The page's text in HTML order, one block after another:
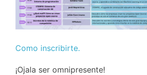
Como inscribirte.
¡Ojala ser omnipresente!